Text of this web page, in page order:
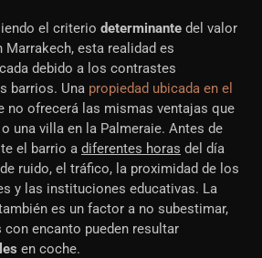
el criterio determinante del valor
Marrakech, esta realidad es
debido a los contrastes
barrios. Una propiedad ubicada en el
no ofrecerá las mismas ventajas que
una villa en la Palmeraie. Antes de
el barrio a diferentes horas del día
ruido, el tráfico, la proximidad de los
y las instituciones educativas. La
es un factor a no subestimar,
con encanto pueden resultar
en coche.